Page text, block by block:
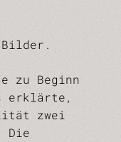
Bilder.
zu Beginn
erklärte,
zwei
Die